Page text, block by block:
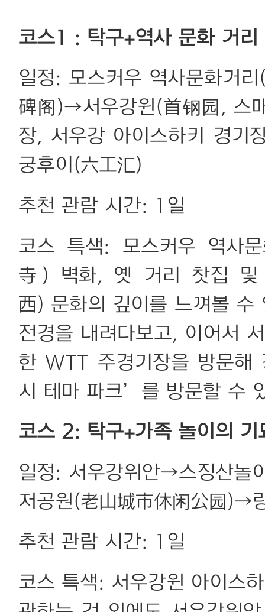
코스1 : 탁구+역사 문화 거리
일정: 모스커우 역사문화거
碑阁)→서우강윈(首钢园, 스
장, 서우강 아이스하키 경기
궁후이(六工汇)
추천 관람 시간: 1일
코스 특색: 모스커우 역사
寺) 벽화, 옛 거리 찻집 및
西) 문화의 깊이를 느껴볼 수
전경을 내려다보고, 이어서
한 WTT 주경기장을 방문해
시 테마 파크’를 방문할 수
코스 2: 탁구+가족 놀이의 기
일정: 서우강위안→스징산놀
저공원(老山城市休闲公园)→
추천 관람 시간: 1일
코스 특색: 서우강윈 아이스